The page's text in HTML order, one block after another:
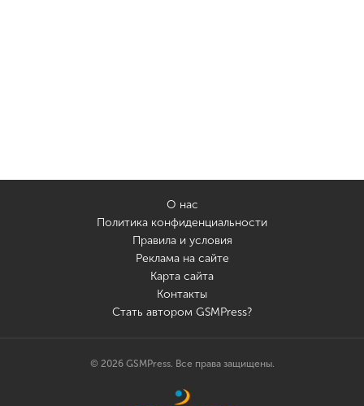
О нас
Политика конфиденциальности
Правила и условия
Реклама на сайте
Карта сайта
Контакты
Стать автором GSMPress?
© 2026 GSMPress. Все права защищены.